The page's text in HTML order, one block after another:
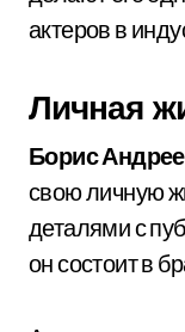
актеров в
Личная
Борис
свою личную
деталями с
он состоит в